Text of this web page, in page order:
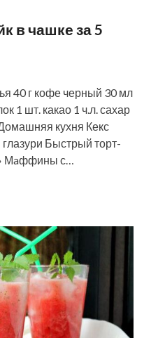
в чашке за 5
40 г кофе черный 30 мл
1 шт. какао 1 ч.л. сахар
кухня Кекс
Быстрый торт-
Мaффины с…